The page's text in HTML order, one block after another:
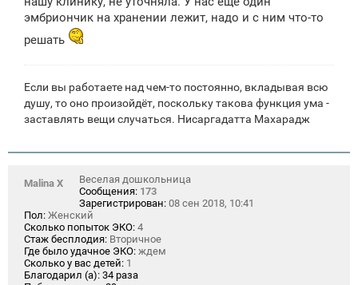
эмбриончик на хранении лежит, надо и с ним что-то
решать
Если вы работаете над чем-то постоянно, вкладывая всю
душу, то оно произойдёт, поскольку такова функция ума -
заставлять вещи случаться. Нисаргадатта Махарадж
Malina X
Веселая дошкольница
Сообщения: 173
Зарегистрирован: 08 сен 2018, 10:41
Пол: Женский
Сколько попыток ЭКО: 4
Стаж бесплодия: Вторичное
Где было удачное ЭКО: ждем
Сколько у вас детей: 1
Благодарил (а): 34 раза